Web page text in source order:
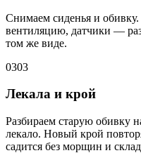
Снимаем сиденья и
вентиляцию, датчики —
том же виде.
0303
Лекала и крой
Разбираем старую обивку
лекало. Новый крой
садится без морщин и